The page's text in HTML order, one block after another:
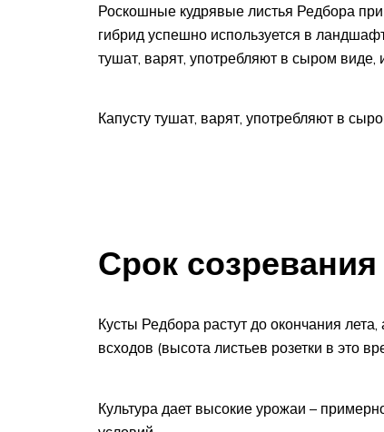
Роскошные кудрявые листья Редбора
гибрид успешно используется в
тушат, варят, употребляют в сыром виде,
Капусту тушат, варят, употребляют в
Срок
Кусты Редбора растут до окончания
всходов (высота листьев розетки в это
Культура дает высокие урожаи –